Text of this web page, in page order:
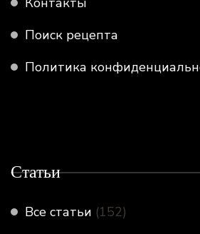
Поиск рецепта
Политика
Статьи
Все статьи (152)